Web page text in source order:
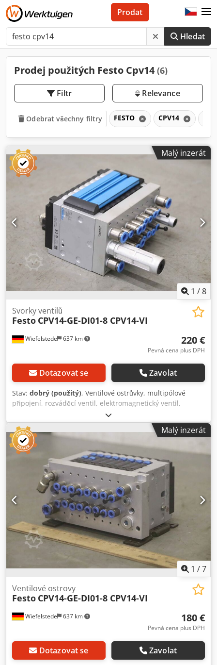
Hledat
Prodat
Prodej použitých Festo Cpv14 (6)
Filtr Relevance
Odebrat všechny filtry FESTO CPV14
Malý inzerát
1 /8
Wiefelstede 637 km
Svorky ventilů
Festo CPV14-GE-DI01-8 CPV14-VI
220 €
Pevná cena plus DPH
Dotazovat se Zavolat
Stav: dobrý (použitý), Ventilové ostrůvky, multipólové
připojení, rozváděcí ventil, elektromagnetický ventil,
pneumatický ventil, vzduchový ventil, tlakový ventil Dkjdjp
Hix Sjpfx Agkjr - Výrobce: Festo, ventilový ostrůvek CPV14 -
Typ: CPV14-GE-DI01-8 CPV14-VI - Ventily: Festo 161 361, 8
kusů - Jednotlivé komponenty: viz fotografie - Rozměry:
250/150/v100 mm - Hmotnost: 2,6 kg
Malý inzerát
1 /7
Wiefelstede 637 km
Ventilové ostrovy
Festo CPV14-GE-DI01-8 CPV14-VI
180 €
Pevná cena plus DPH
Dotazovat se Zavolat